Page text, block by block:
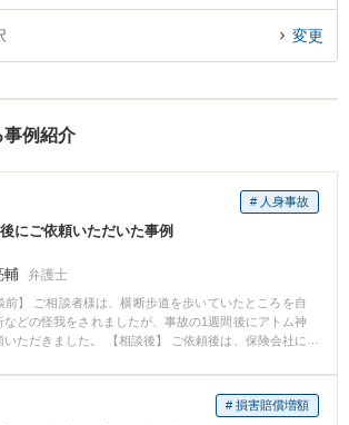
変更
事例紹介
# 人身事故
にご依頼いただいた事例
輔 弁護士
前】 ご相談者様は、横断歩道を歩いていたところを自
どの怪我をされましたが、事故の1週間後にアトム神
いただきました。 【相談後】 ご依頼後は、保険会社に
社の担当者が高圧的だったとのことで、やりとりから
ました。 治療中は、通院頻度などのアドバイスをさせ
の後、示談段階になり、弁護士が、裁判所が採用する
# 損害賠償増額